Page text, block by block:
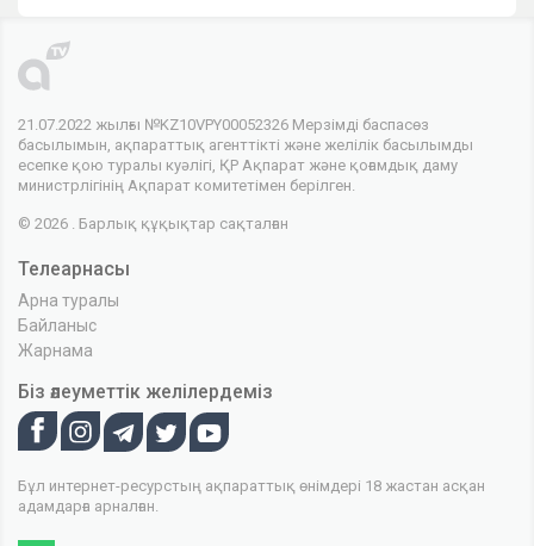
21.07.2022 жылғы №KZ10VPY00052326 Мерзімді баспасөз
басылымын, ақпараттық агенттікті және желілік басылымды
есепке қою туралы куәлігі, ҚР Ақпарат және қоғамдық даму
министрлігінің Ақпарат комитетімен берілген.
© 2026 . Барлық құқықтар сақталған
Телеарнасы
Арна туралы
Байланыс
Жарнама
Біз әлеуметтік желілердеміз
Бұл интернет-ресурстың ақпараттық өнімдері 18 жастан асқан
адамдарға арналған.